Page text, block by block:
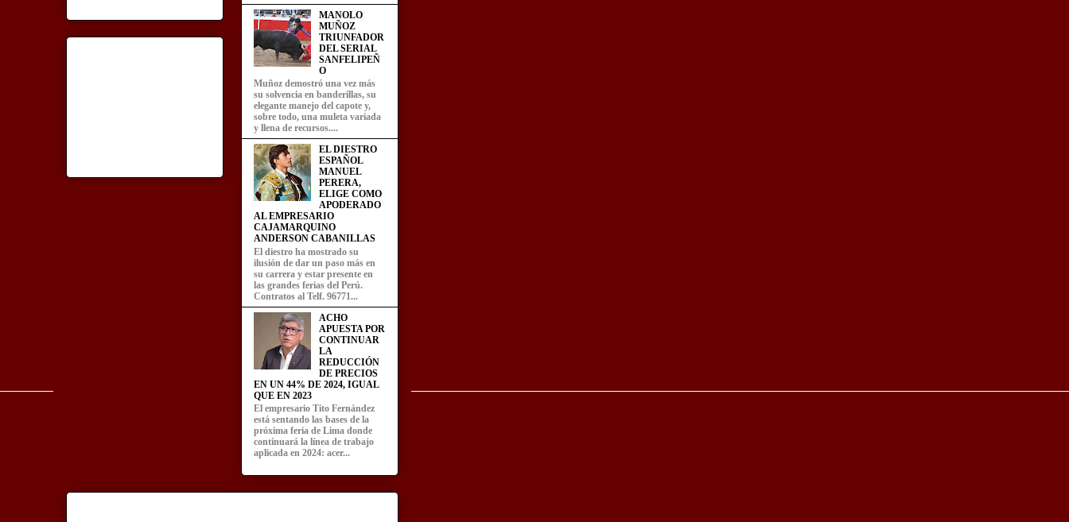
MANOLO
MUÑOZ
TRIUNFADOR
DEL SERIAL
SANFELIPEÑ
O
Muñoz demostró una vez más
su solvencia en banderillas, su
elegante manejo del capote y,
sobre todo, una muleta variada
y llena de recursos....
EL DIESTRO
ESPAÑOL
MANUEL
PERERA,
ELIGE COMO
APODERADO
AL EMPRESARIO
CAJAMARQUINO
ANDERSON CABANILLAS
El diestro ha mostrado su
ilusión de dar un paso más en
su carrera y estar presente en
las grandes ferias del Perú.
Contratos al Telf. 96771...
ACHO
APUESTA POR
CONTINUAR
LA
REDUCCIÓN
DE PRECIOS
EN UN 44% DE 2024, IGUAL
QUE EN 2023
El empresario Tito Fernández
está sentando las bases de la
próxima feria de Lima donde
continuará la línea de trabajo
aplicada en 2024: acer...